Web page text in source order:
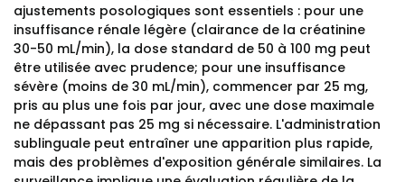
ajustements posologiques sont essentiels : pour une
insuffisance rénale légère (clairance de la créatinine
30-50 mL/min), la dose standard de 50 à 100 mg peut
être utilisée avec prudence; pour une insuffisance
sévère (moins de 30 mL/min), commencer par 25 mg,
pris au plus une fois par jour, avec une dose maximale
ne dépassant pas 25 mg si nécessaire. L'administration
sublinguale peut entraîner une apparition plus rapide,
mais des problèmes d'exposition générale similaires. La